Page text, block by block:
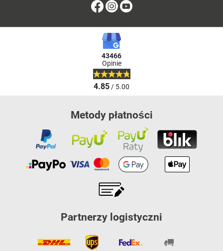
FacebookInstagram
43466
Opinie
4.85/ 5.00
Metody płatności
Partnerzy logistyczni